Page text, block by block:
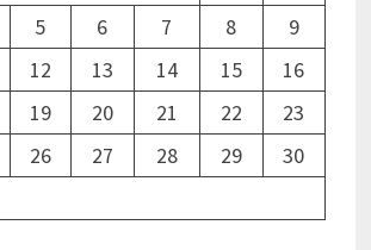
5 6 7 8
9
12 13 14 15
16
19 20 21 22
23
26 27 28 29
30